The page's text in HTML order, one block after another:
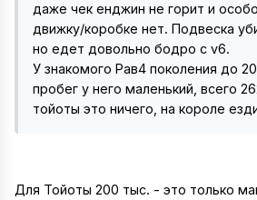
даже чек енджин не горит и
движку/коробке нет. Подвеска
но едет довольно бодро с v6.
У знакомого Рав4 поколения до
пробег у него маленький, всего
тойоты это ничего, на короле
Для Тойоты 200 тыс. - это только